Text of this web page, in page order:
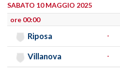
SABATO 10 MAGGIO 2025
ore 00:00
Riposa -
Villanova -